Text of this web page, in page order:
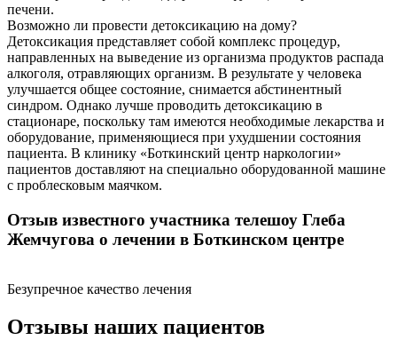
печени.
Возможно ли провести детоксикацию на дому?
Детоксикация представляет собой комплекс процедур,
направленных на выведение из организма продуктов распада
алкоголя, отравляющих организм. В результате у человека
улучшается общее состояние, снимается абстинентный
синдром. Однако лучше проводить детоксикацию в
стационаре, поскольку там имеются необходимые лекарства и
оборудование, применяющиеся при ухудшении состояния
пациента. В клинику «Боткинский центр наркологии»
пациентов доставляют на специально оборудованной машине
с проблесковым маячком.
Отзыв известного участника телешоу Глеба
Жемчугова о лечении в Боткинском центре
Безупречное качество лечения
Отзывы наших пациентов